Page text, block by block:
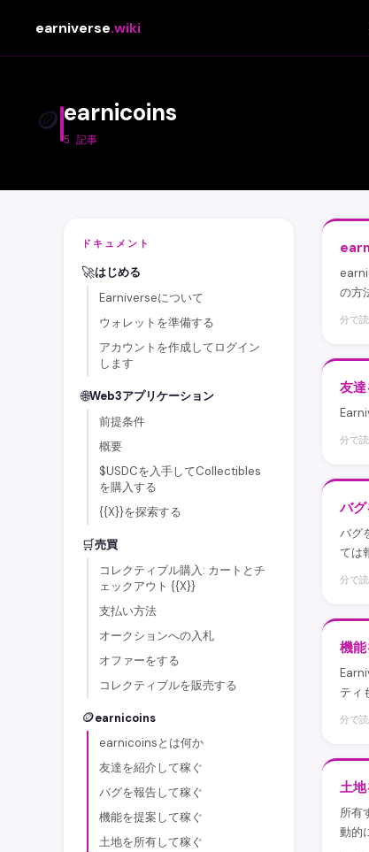
earniverse.wiki
🪙 earnicoins
5 記事
ドキュメント
🚀はじめる
Earniverseについて
ウォレットを準備する
アカウントを作成してログイン
します
🌐Web3アプリケーション
前提条件
概要
$USDCを入手してCollectibles
を購入する
{{X}}を探索する
🛒売買
コレクティブル購入: カートとチ
ェックアウト {{X}}
支払い方法
オークションへの入札
オファーをする
コレクティブルを販売する
🪙earnicoins
earnicoinsとは何か
友達を紹介して稼ぐ
バグを報告して稼ぐ
機能を提案して稼ぐ
土地を所有して稼ぐ
の方
分で
友
分で
バ
バグ
ては
分で
機
ティ
分で
土
所有
動的